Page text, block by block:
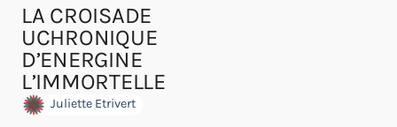
LA CROISADE
UCHRONIQUE
D’ENERGINE
L’IMMORTELLE
Juliette Etrivert